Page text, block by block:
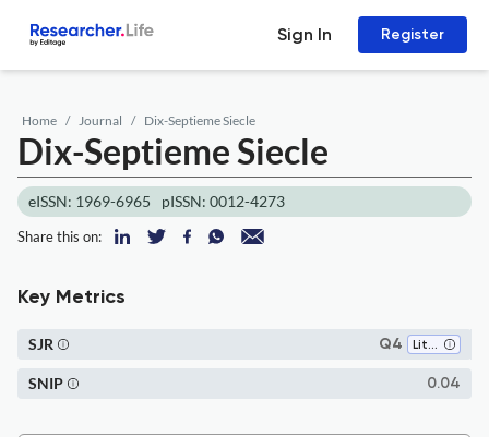
Sign In Register
Home Journal Dix-Septieme Siecle
Dix-Septieme Siecle
eISSN: 1969-6965 pISSN: 0012-4273
Share this on:
Key Metrics
Q4 Literature and Literary Theory
SJR
0.04
SNIP